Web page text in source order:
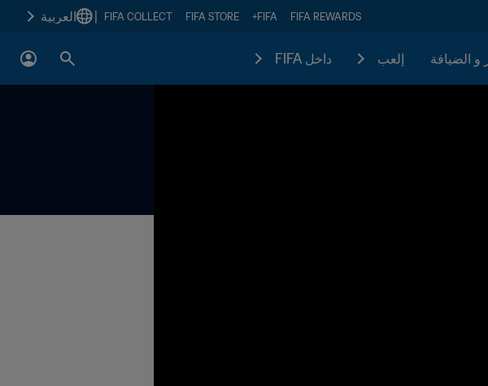
FIFA REWARDS
FIFA+
FIFA STORE
FIFA COLLECT العربية
و الضيافة إلعب داخل FIFA